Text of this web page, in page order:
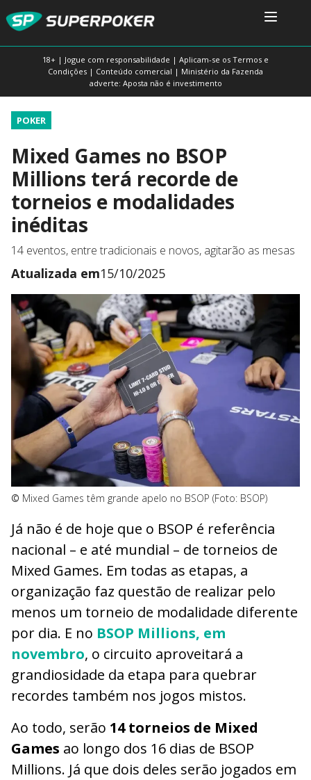
18+ | Jogue com responsabilidade | Aplicam-se os Termos e
Condições | Conteúdo comercial | Ministério da Fazenda
adverte: Aposta não é investimento
POKER
Mixed Games no BSOP
Millions terá recorde de
torneios e modalidades
inéditas
14 eventos, entre tradicionais e novos, agitarão as mesas
Atualizada em15/10/2025
© Mixed Games têm grande apelo no BSOP (Foto: BSOP)
Já não é de hoje que o BSOP é referência
nacional – e até mundial – de torneios de
Mixed Games. Em todas as etapas, a
organização faz questão de realizar pelo
menos um torneio de modalidade diferente
por dia. E no BSOP Millions, em
novembro, o circuito aproveitará a
grandiosidade da etapa para quebrar
recordes também nos jogos mistos.
Ao todo, serão 14 torneios de Mixed
Games ao longo dos 16 dias de BSOP
Millions. Já que dois deles serão jogados em